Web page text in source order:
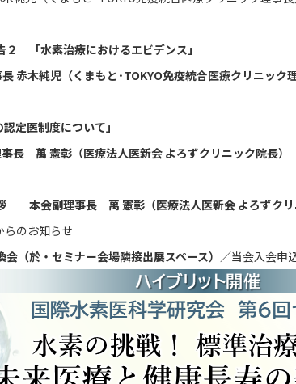
「水素治療におけるエビデンス」
（くまもと･TOKYO免疫統合医療クリニック理
定医制度について」
（医療法人医新会 よろずクリニック院長）
本会副理事長 萬 憲彰（医療法人医新会 よろずクリ
らのお知らせ
（於・セミナー会場隣接出展スペース） ／当会入会申